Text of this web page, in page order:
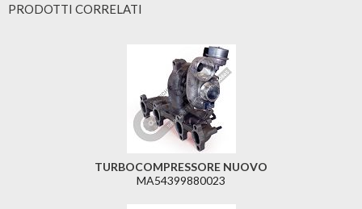
PRODOTTI CORRELATI
TURBOCOMPRESSORE NUOVO
MA54399880023